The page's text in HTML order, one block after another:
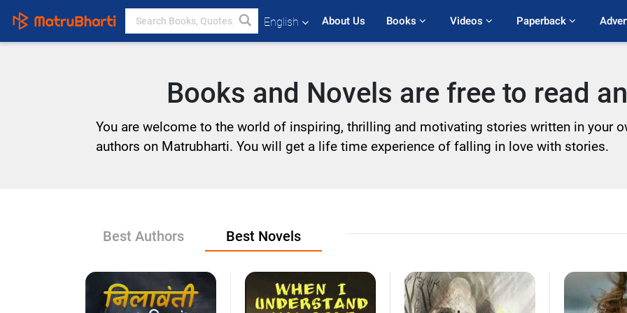
English About Us Books Videos Paperback
Books and Novels are free to read
You are welcome to the world of inspiring, thrilling and motivating stories written in your
authors on Matrubharti. You will get a life time experience of falling in love with stories.
Best Authors Best Novels